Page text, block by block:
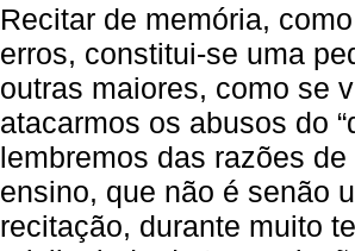
Recitar de memória,
erros, constitui-se uma
outras maiores, como se
atacarmos os abusos do
lembremos das razões
ensino, que não é senão
recitação, durante muito